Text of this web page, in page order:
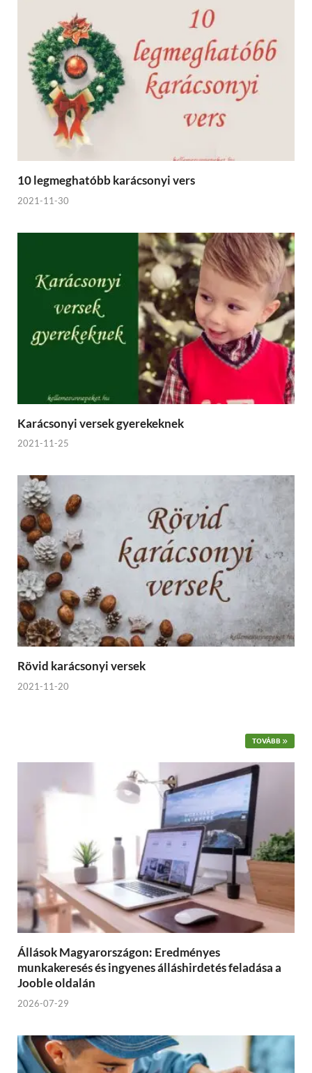
10 legmeghatóbb karácsonyi vers
2021-11-30
Karácsonyi versek gyerekeknek
2021-11-25
Rövid karácsonyi versek
2021-11-20
TOVÁBB
Állások Magyarországon: Eredményes
munkakeresés és ingyenes álláshirdetés feladása a
Jooble oldalán
2026-07-29